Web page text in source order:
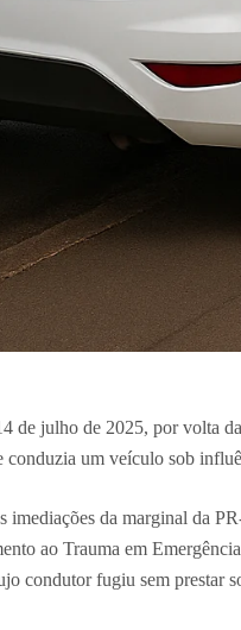
de julho de 2025, por volta
conduzia um veículo sob
imediações da marginal da
ao Trauma em
condutor fugiu sem prestar